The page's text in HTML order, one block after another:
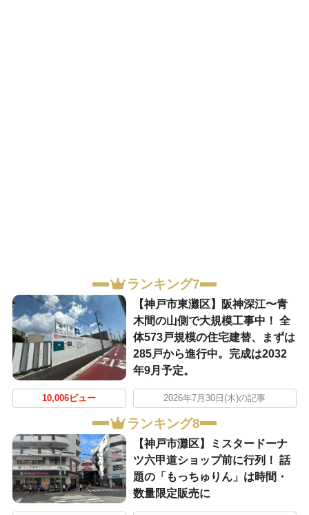
ランキング7
【神戸市東灘区】阪神深江〜青
木間の山側で大規模工事中！ 全
体573戸規模の住宅建替、まずは
285戸から進行中。完成は2032
年9月予定。
10,006ビュー 2026年7月30日(木)の記事
ランキング8
【神戸市灘区】ミスタードーナ
ツ六甲道ショップ前に行列！ 話
題の「もっちゅりん」は時間・
数量限定販売に